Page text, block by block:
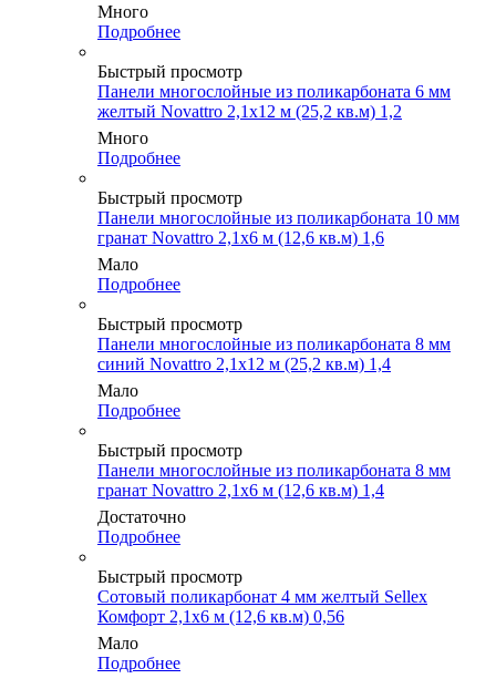
Много
Подробнее
Быстрый просмотр
Панели многослойные из поликарбоната 6 мм
желтый Novattro 2,1х12 м (25,2 кв.м) 1,2
Много
Подробнее
Быстрый просмотр
Панели многослойные из поликарбоната 10 мм
гранат Novattro 2,1х6 м (12,6 кв.м) 1,6
Мало
Подробнее
Быстрый просмотр
Панели многослойные из поликарбоната 8 мм
синий Novattro 2,1х12 м (25,2 кв.м) 1,4
Мало
Подробнее
Быстрый просмотр
Панели многослойные из поликарбоната 8 мм
гранат Novattro 2,1х6 м (12,6 кв.м) 1,4
Достаточно
Подробнее
Быстрый просмотр
Сотовый поликарбонат 4 мм желтый Sellex
Комфорт 2,1х6 м (12,6 кв.м) 0,56
Мало
Подробнее